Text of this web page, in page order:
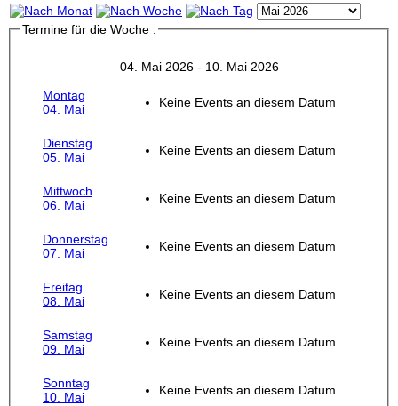
Termine für die Woche :
04. Mai 2026 - 10. Mai 2026
Montag
04. Mai
Keine Events an diesem Datum
Dienstag
05. Mai
Keine Events an diesem Datum
Mittwoch
06. Mai
Keine Events an diesem Datum
Donnerstag
07. Mai
Keine Events an diesem Datum
Freitag
08. Mai
Keine Events an diesem Datum
Samstag
09. Mai
Keine Events an diesem Datum
Sonntag
10. Mai
Keine Events an diesem Datum